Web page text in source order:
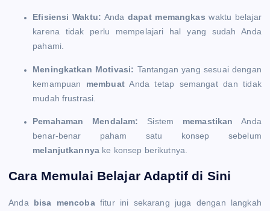
Efisiensi Waktu: Anda dapat memangkas waktu belajar
karena tidak perlu mempelajari hal yang sudah Anda
pahami.
Meningkatkan Motivasi: Tantangan yang sesuai dengan
kemampuan membuatAnda tetap semangat dan tidak
mudah frustrasi.
Pemahaman Mendalam: Sistem memastikan Anda
benar-benar paham satu konsep sebelum
melanjutkannya ke konsep berikutnya.
Cara Memulai Belajar Adaptif di Sini
Anda bisa mencobafitur ini sekarang juga dengan langkah